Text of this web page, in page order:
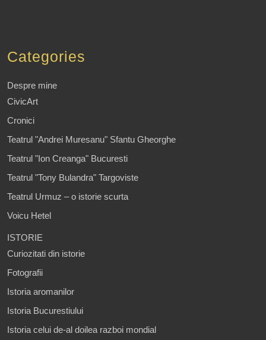
Categories
Despre mine
CivicArt
Cronici
Teatrul "Andrei Muresanu" Sfantu Gheorghe
Teatrul "Ion Creanga" Bucuresti
Teatrul "Tony Bulandra" Targoviste
Teatrul Urmuz – o istorie scurta
Voicu Hetel
ISTORIE
Curiozitati din istorie
Fotografii
Istoria aromanilor
Istoria Bucurestiului
Istoria celui de-al doilea razboi mondial